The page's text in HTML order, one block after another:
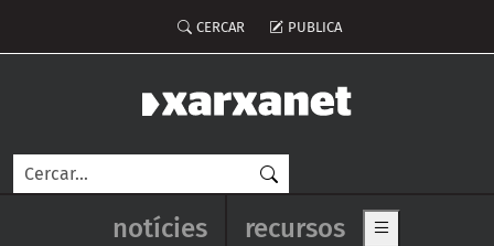
Menú del compte d'usuari
CERCAR PUBLICA
Cerca
Navegació principal de
notícies recursos Show main